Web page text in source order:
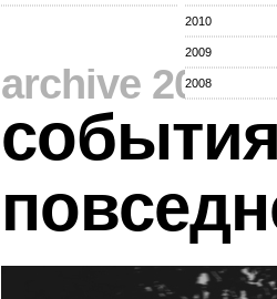
2010
2009
2008
archive 2012⁄